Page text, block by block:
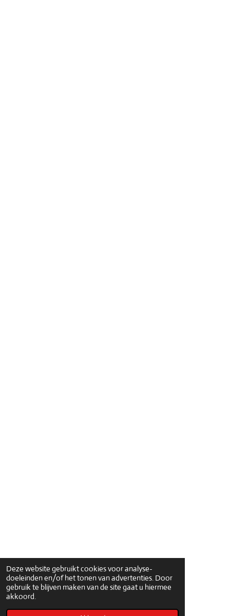
Deze website gebruikt cookies voor analyse-
doeleinden en/of het tonen van advertenties. Door
gebruik te blijven maken van de site gaat u hiermee
akkoord.